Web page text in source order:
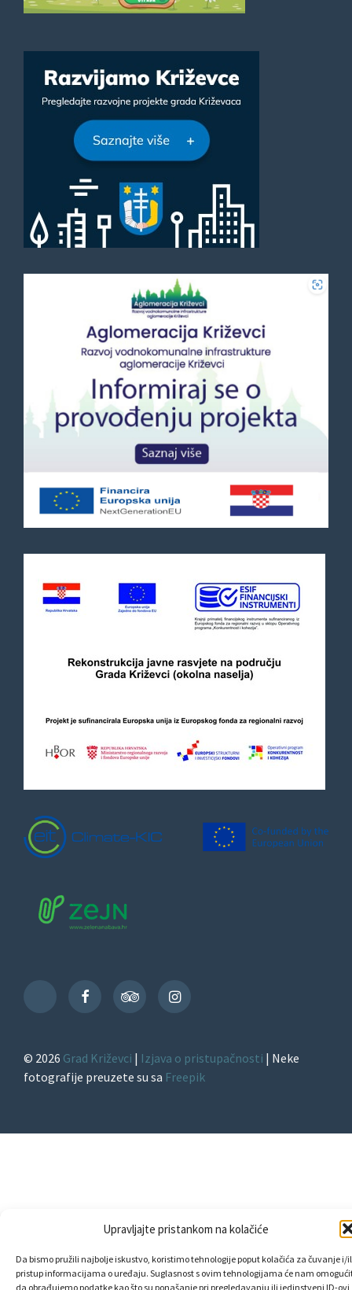
Upravljajte pristankom na kolačiće
Da bismo pružili najbolje iskustvo, koristimo tehnologije poput kolačića za čuvanje i/
pristup informacijama o uređaju. Suglasnost s ovim tehnologijama će nam
da obrađujemo podatke kao što su ponašanje pri pregledavanju ili jedinstveni ID-ovi
TikTok
FacebookTripAdvisorInstagram
© 2026 Grad Križevci | Izjava o pristupačnosti | Neke
fotografije preuzete su sa Freepik